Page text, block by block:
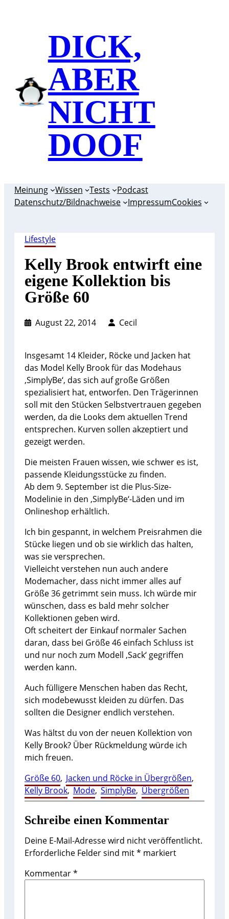
DICK,
ABER
NICHT
DOOF
Meinung Wissen Tests
Podcast
Datenschutz/Bildnachweise
ImpressumCookies
Lifestyle
Kelly Brook entwirft eine
eigene Kollektion bis
Größe 60
August 22, 2014 Cecil
Insgesamt 14 Kleider, Röcke und Jacken hat
das Model Kelly Brook für das Modehaus
‚SimplyBe‘, das sich auf große Größen
spezialisiert hat, entworfen. Den Trägerinnen
soll mit den Stücken Selbstvertrauen gegeben
werden, da die Looks dem aktuellen Trend
entsprechen. Kurven sollen akzeptiert und
gezeigt werden.
Die meisten Frauen wissen, wie schwer es ist,
passende Kleidungsstücke zu finden.
Ab dem 9. September ist die Plus-Size-
Modelinie in den ‚SimplyBe‘-Läden und im
Onlineshop erhältlich.
Ich bin gespannt, in welchem Preisrahmen die
Stücke liegen und ob sie wirklich das halten,
was sie versprechen.
Vielleicht verstehen nun auch andere
Modemacher, dass nicht immer alles auf
Größe 36 getrimmt sein muss. Ich würde mir
wünschen, dass es bald mehr solcher
Kollektionen geben wird.
Oft scheitert der Einkauf normaler Sachen
daran, dass bei Größe 46 einfach Schluss ist
und nur noch zum Modell ‚Sack‘ gegriffen
werden kann.
Auch fülligere Menschen haben das Recht,
sich modebewusst kleiden zu dürfen. Das
sollten die Designer endlich verstehen.
Was hältst du von der neuen Kollektion von
Kelly Brook? Über Rückmeldung würde ich
mich freuen.
Größe 60, Jacken und Röcke in Übergrößen,
Kelly Brook, Mode, SimplyBe, Übergrößen
Schreibe einen Kommentar
Deine E-Mail-Adresse wird nicht veröffentlicht.
Erforderliche Felder sind mit* markiert
Kommentar*